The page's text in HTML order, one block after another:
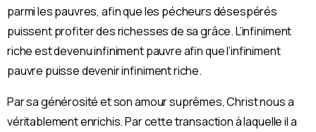
parmi les pauvres, afin que les pécheurs désespérés
puissent profiter des richesses de sa grâce. L’infiniment
riche est devenu infiniment pauvre afin que l’infiniment
pauvre puisse devenir infiniment riche.
Par sa générosité et son amour suprêmes, Christ nous a
véritablement enrichis. Par cette transaction à laquelle il a